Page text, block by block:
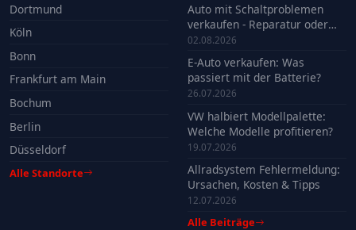
Dortmund
Köln
Bonn
Frankfurt am Main
Bochum
Berlin
Düsseldorf
Alle Standorte
Auto mit Schaltproblemen
verkaufen - Reparatur oder
Verkauf?
02.08.2026
E-Auto verkaufen: Was
passiert mit der Batterie?
26.07.2026
VW halbiert Modellpalette:
Welche Modelle profitieren?
19.07.2026
Allradsystem Fehlermeldung:
Ursachen, Kosten & Tipps
12.07.2026
Alle Beiträge